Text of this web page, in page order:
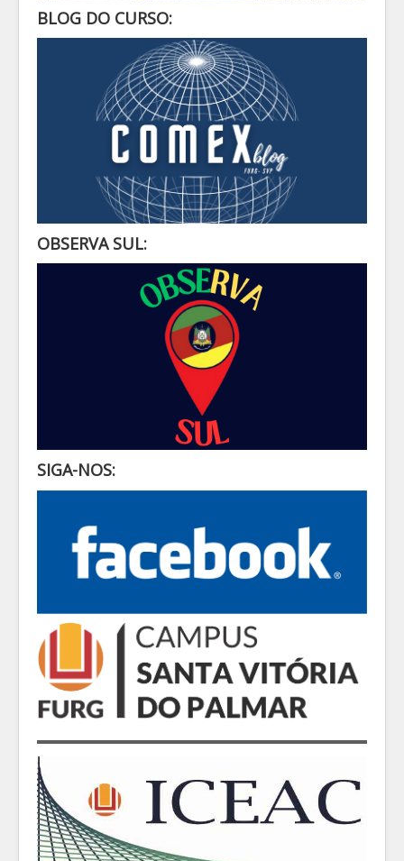
BLOG DO CURSO:
OBSERVA SUL:
SIGA-NOS: